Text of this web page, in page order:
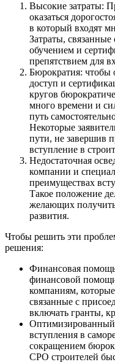
Высокие затраты:
оказаться
в который входят
Затраты, связанные
обучением и
препятствием для
Бюрократия: чтобы
доступ и
кругов
много времени и
путь
Некоторые
пути, не завершив
вступление в
Недостаточная
компании и
преимуществах
Такое положение
желающих
развития.
Чтобы решить эти
решения:
Финансовая
финансовой
компаниям,
связанные с
включать гранты,
Оптимизированный
вступления в
сокращением
СРО строителей